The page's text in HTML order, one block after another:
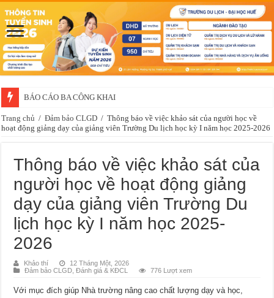
BÁO CÁO BA CÔNG KHAI
Trang chủ / Đảm bảo CLGD / Thông báo về việc khảo sát của người học về
hoạt động giảng dạy của giảng viên Trường Du lịch học kỳ I năm học 2025-2026
Thông báo về việc khảo sát của
người học về hoạt động giảng
dạy của giảng viên Trường Du
lịch học kỳ I năm học 2025-
2026
Khảo thí
12 Tháng Một, 2026
Đảm bảo CLGD ,Đánh giá & KĐCL 776 Lượt xem
Với mục đích giúp Nhà trường nâng cao chất lượng dạy và học,